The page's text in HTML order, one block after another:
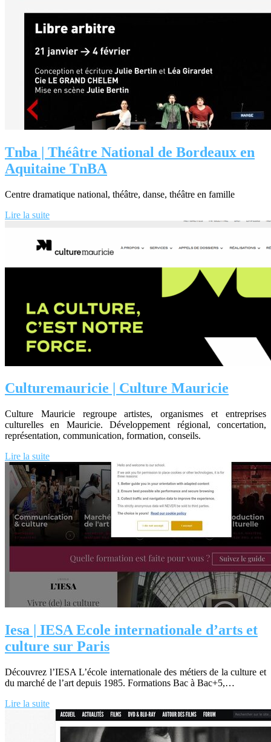
Tnba | Théâtre National de Bordeaux en
Aquitaine TnBA
Centre dramatique national, théâtre, danse, théâtre en famille
Lire la suite
Cul­turemauri­cie | Culture Mauricie
Culture Mauricie regroupe artistes, organismes et entreprises
culturelles en Mauricie. Développement régional, concertation,
représentation, communication, formation, conseils.
Lire la suite
Iesa | IESA Ecole in­ter­nationa­le d’arts et
culture sur Paris
Découvrez l’IESA L’école internationale des métiers de la culture et
du marché de l’art depuis 1985. Formations Bac à Bac+5,…
Lire la suite